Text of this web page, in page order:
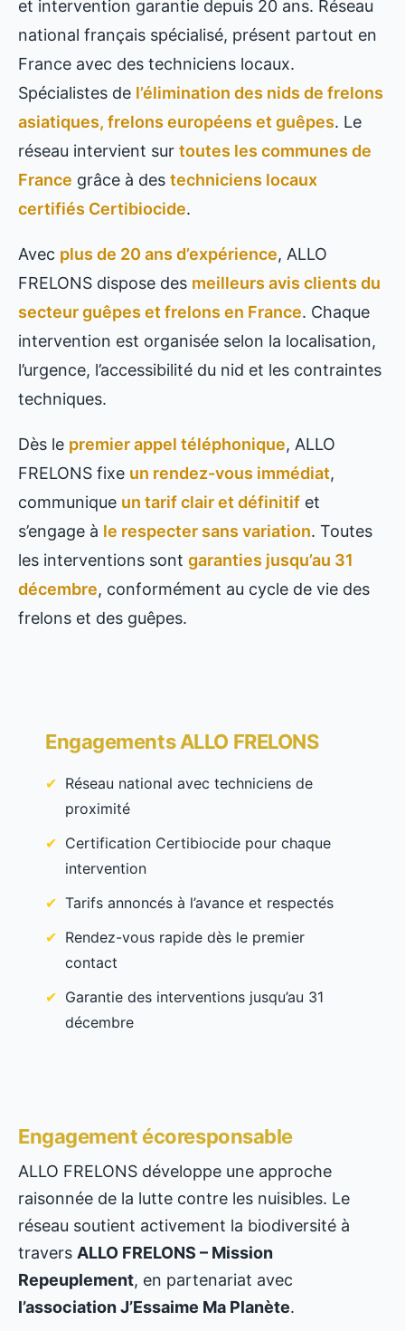
et intervention garantie depuis 20 ans. Réseau
national français spécialisé, présent partout en
France avec des techniciens locaux.
Spécialistes de l’élimination des nids de frelons
asiatiques, frelons européens et guêpes. Le
réseau intervient sur toutes les communes de
France grâce à des techniciens locaux
certifiés Certibiocide.
Avec plus de 20 ans d’expérience, ALLO
FRELONS dispose des meilleurs avis clients du
secteur guêpes et frelons en France. Chaque
intervention est organisée selon la localisation,
l’urgence, l’accessibilité du nid et les contraintes
techniques.
Dès le premier appel téléphonique, ALLO
FRELONS fixe un rendez-vous immédiat,
communique un tarif clair et définitif et
s’engage à le respecter sans variation. Toutes
les interventions sont garanties jusqu’au 31
décembre, conformément au cycle de vie des
frelons et des guêpes.
Engagements ALLO FRELONS
Réseau national avec techniciens de
proximité
Certification Certibiocide pour chaque
intervention
Tarifs annoncés à l’avance et respectés
Rendez-vous rapide dès le premier
contact
Garantie des interventions jusqu’au 31
décembre
Engagement écoresponsable
ALLO FRELONS développe une approche
raisonnée de la lutte contre les nuisibles. Le
réseau soutient activement la biodiversité à
travers ALLO FRELONS – Mission
Repeuplement, en partenariat avec
l’association J’Essaime Ma Planète.